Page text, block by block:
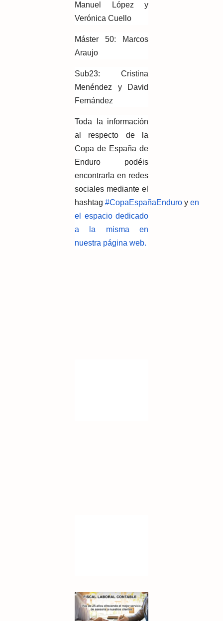
Manuel López y
Verónica Cuello
Máster 50: Marcos
Araujo
Sub23: Cristina
Menéndez y David
Fernández
Toda la información
al respecto de la
Copa de España de
Enduro podéis
encontrarla en redes
sociales mediante el
hashtag #CopaEspañaEnduro y en
el espacio dedicado
a la misma en
nuestra página web.